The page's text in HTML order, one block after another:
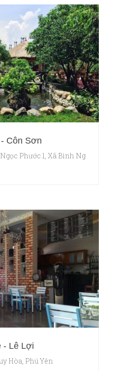
Côn Sơn
Phước 1, Xã Bình Ngọc, Tp.
- Lê Lợi
Hòa, Phú Yên